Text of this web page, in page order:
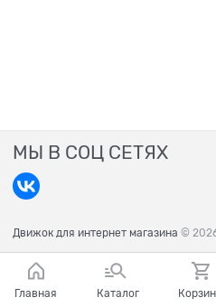
МЫ В СОЦ СЕТЯХ
Движок для интернет магазина ©
Главная Каталог